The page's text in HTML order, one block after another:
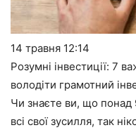
14 травня 12:14
Розумні інвестиції: 7
володіти грамотний
Чи знаєте ви, що понад
всі свої зусилля, так